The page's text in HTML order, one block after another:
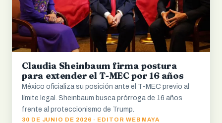
Claudia Sheinbaum firma postura
para extender el T-MEC por 16 años
México oficializa su posición ante el T-MEC previo al
límite legal. Sheinbaum busca prórroga de 16 años
frente al proteccionismo de Trump.
30 DE JUNIO DE 2026 · EDITOR WEB MAYA